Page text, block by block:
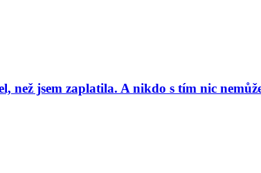
než jsem zaplatila. A nikdo s tím nic